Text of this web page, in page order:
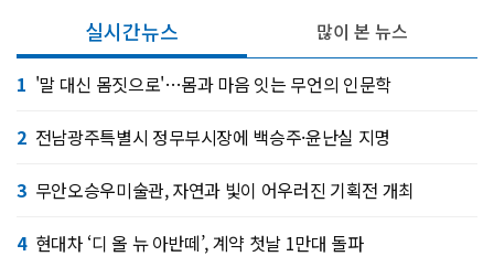
실시간뉴스
1 '말 대신 몸짓으로'…몸과 마음 잇는 무언의 인문학
2 전남광주특별시 정무부시장에 백승주·윤난실 지명
3 무안오승우미술관, 자연과 빛이 어우러진 기획전 개최
4 현대차 ‘디 올 뉴 아반떼’, 계약 첫날 1만대 돌파
많이 본 뉴스